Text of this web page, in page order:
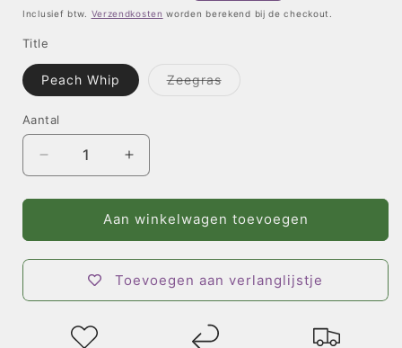
prijs
Inclusief btw. Verzendkosten worden berekend bij de checkout.
Title
Peach Whip Zeegras
Variant
Aantal
Aantal
verlagen
voor
Kandelaar
Leonora
-
Aantal
verhogen
voor
Kandelaar
Leonora
-
M
Aan winkelwagen toevoegen
Toevoegen aan verlanglijstje